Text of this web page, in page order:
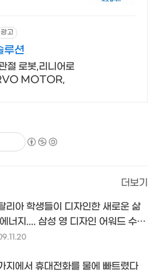
광고
루션
절 로봇,리니어로
MOTOR,
더보기
리아 학생들이 디자인한 새로운 삶
너지.... 삼성 영 디자인 어워드 수상
지에서 휴대전화를 물에 빠트렸다